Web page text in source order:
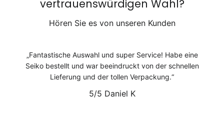
vertrauenswürdigen Wahl?
Hören Sie es von unseren Kunden
Fantastische Auswahl und super Service! Habe eine
Seiko bestellt und war beeindruckt von der schnellen
Lieferung und der tollen Verpackung.
5/5 Daniel K